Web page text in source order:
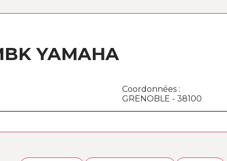
YAMAHA
Coordonnées :
GRENOBLE - 38100